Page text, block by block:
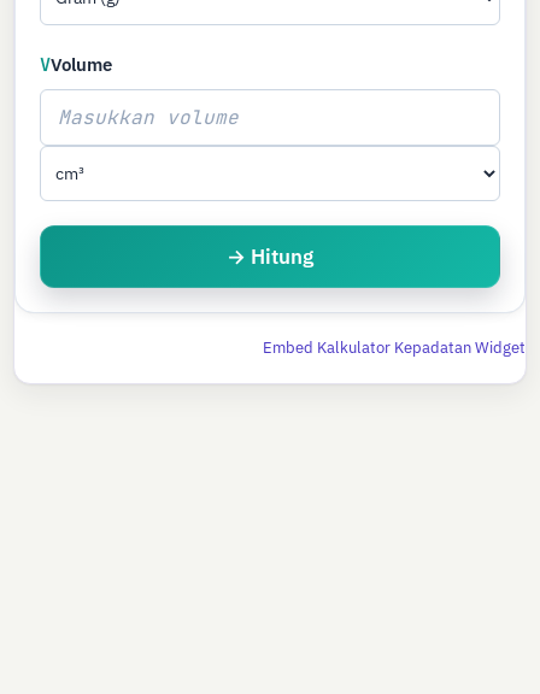
VVolume
→ Hitung
Embed Kalkulator Kepadatan Widget